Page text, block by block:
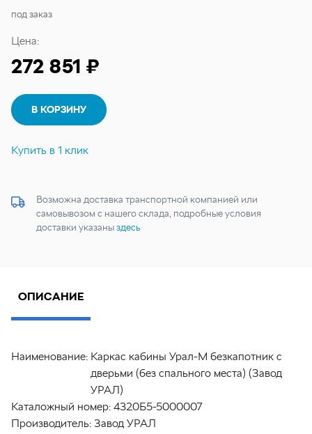
под заказ
Цена:
272 851 ₽
В КОРЗИНУ
Купить в 1 клик
Возможна доставка транспортной компанией или
самовывозом с нашего склада, подробные условия
доставки указаныздесь
ОПИСАНИЕ
Наименование: Каркас кабины Урал-М безкапотник с
дверьми (без спального места) (Завод
УРАЛ)
Каталожный номер: 4320Б5-5000007
Производитель: Завод УРАЛ